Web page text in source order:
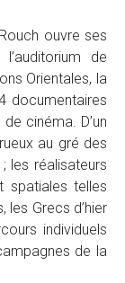
ouvre ses
de
Orientales, la
documentaires
cinéma. D’un
au gré des
les réalisateurs
spatiales telles
les Grecs d’hier
individuels
de la